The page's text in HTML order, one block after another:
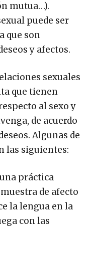
mutua…).
puede ser
que son
y afectos.
sexuales
que tienen
al sexo y
de acuerdo
Algunas de
las siguientes:
práctica
de afecto
la lengua en la
con las